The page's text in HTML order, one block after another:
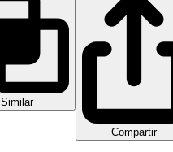
Similar
Compartir